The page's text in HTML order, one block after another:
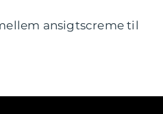
ansigtscreme til